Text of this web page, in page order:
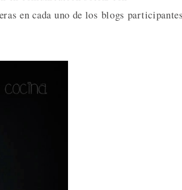
en cada uno de los blogs